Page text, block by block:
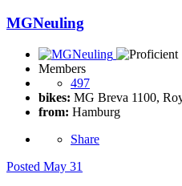
MGNeuling
Members
497
bikes: MG Breva 1100,
from: Hamburg
Share
Posted May 31